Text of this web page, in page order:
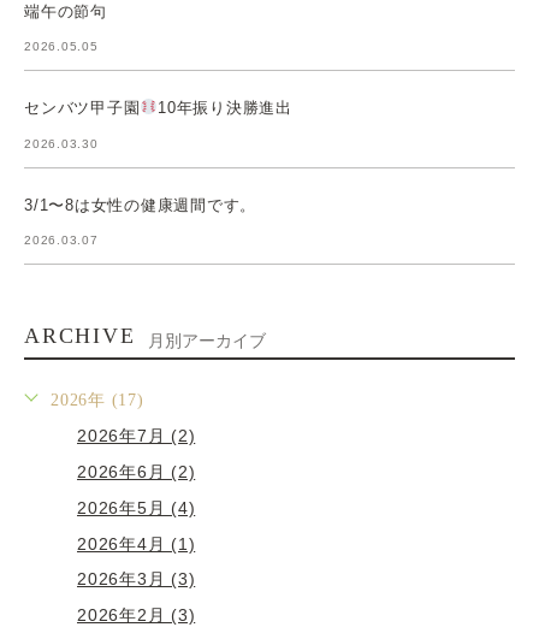
端午の節句
2026.05.05
センバツ甲子園 10年振り決勝進出
2026.03.30
3/1〜8は女性の健康週間です。
2026.03.07
ARCHIVE 月別アーカイブ
2026年 (17)
2026年7月 (2)
2026年6月 (2)
2026年5月 (4)
2026年4月 (1)
2026年3月 (3)
2026年2月 (3)